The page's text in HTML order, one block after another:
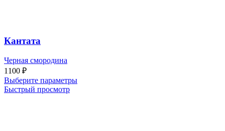
Кантата
Черная смородина
1100 ₽
Выберите параметры
Быстрый просмотр